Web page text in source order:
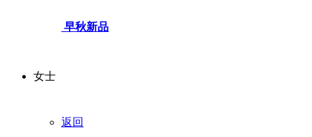
早秋新品
女士
返回